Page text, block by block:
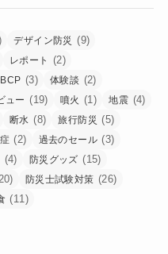
デザイン防災 (9)
レポート (2)
(3) 体験談 (2)
ュー (19) 噴火 (1) 地震 (4)
断水 (8) 旅行防災 (5)
(2) 過去のセール (3)
(4) 防災グッズ (15)
防災士試験対策 (26)
(11)